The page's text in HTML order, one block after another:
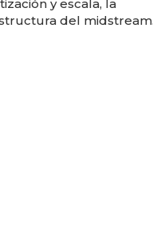
y escala, la
del midstream